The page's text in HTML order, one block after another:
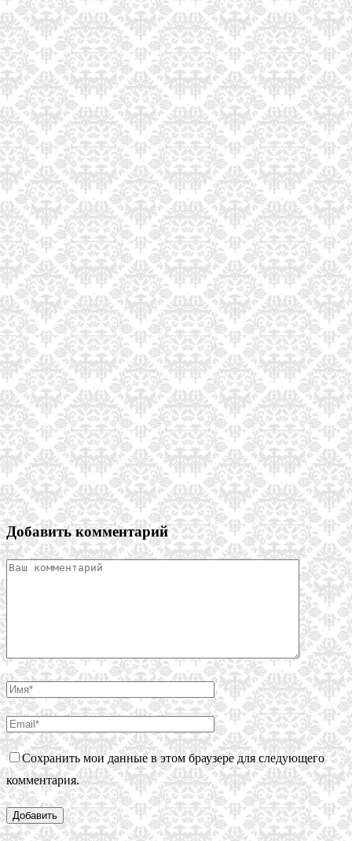
Добавить комментарий
Сохранить мои данные в этом браузере для следующего
комментария.